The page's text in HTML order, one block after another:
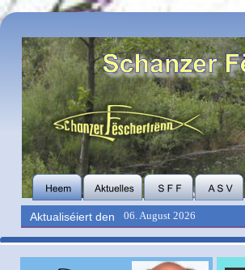
Aktualiséiert den 06. August 2026